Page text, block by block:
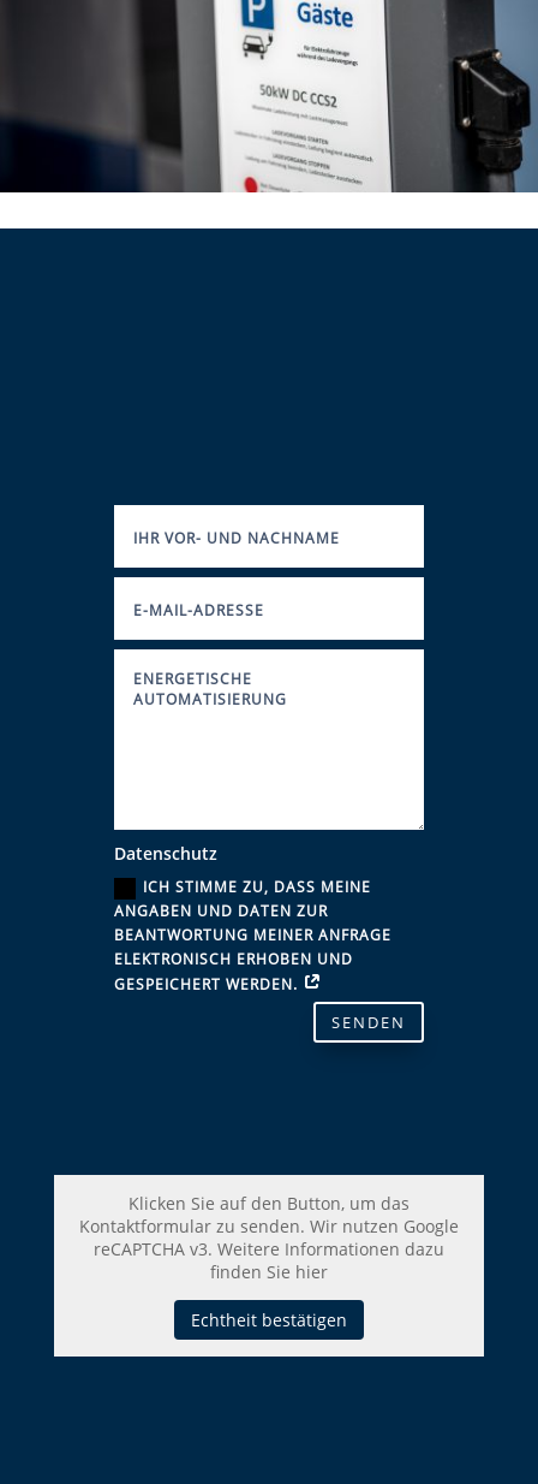
Datenschutz
ICH STIMME ZU, DASS MEINE
ANGABEN UND DATEN ZUR
BEANTWORTUNG MEINER ANFRAGE
ELEKTRONISCH ERHOBEN UND
GESPEICHERT WERDEN.
SENDEN
Klicken Sie auf den Button, um das
Kontaktformular zu senden. Wir nutzen Google
reCAPTCHA v3. Weitere Informationen dazu
finden Sie hier
Echtheit bestätigen